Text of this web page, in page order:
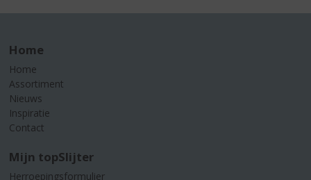
Home
Home
Assortiment
Nieuws
Inspiratie
Contact
Mijn topSlijter
Herroepingsformulier